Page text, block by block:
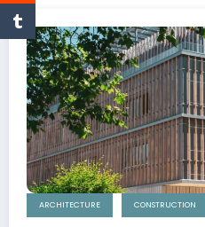
ARCHITECTURE CONSTRUCTION